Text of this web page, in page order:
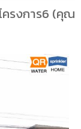
ครงการ6 (คุณ